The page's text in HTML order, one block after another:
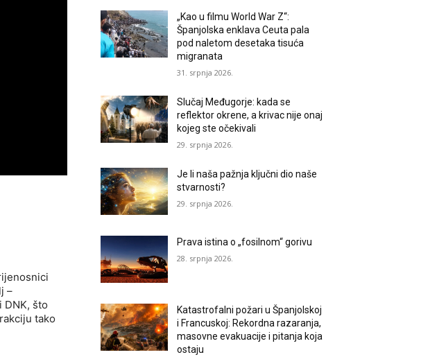
–
što
tako
„Kao u filmu World War Z“:
Španjolska enklava Ceuta pala
pod naletom desetaka tisuća
migranata
31. srpnja 2026.
Slučaj Međugorje: kada se
reflektor okrene, a krivac nije onaj
kojeg ste očekivali
29. srpnja 2026.
Je li naša pažnja ključni dio naše
stvarnosti?
29. srpnja 2026.
Prava istina o „fosilnom“ gorivu
28. srpnja 2026.
Katastrofalni požari u Španjolskoj
i Francuskoj: Rekordna razaranja,
masovne evakuacije i pitanja koja
ostaju